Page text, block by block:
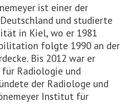
ist einer der
und studierte
in Kiel, wo er 1981
folgte 1990 an der
Bis 2012 war er
für Radiologie und
der Radiologe und
Institut für